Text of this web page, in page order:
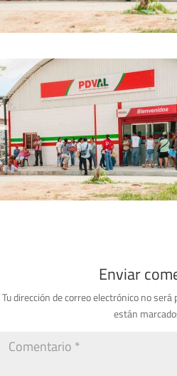
Enviar
Tu dirección de correo electrónico no será
están